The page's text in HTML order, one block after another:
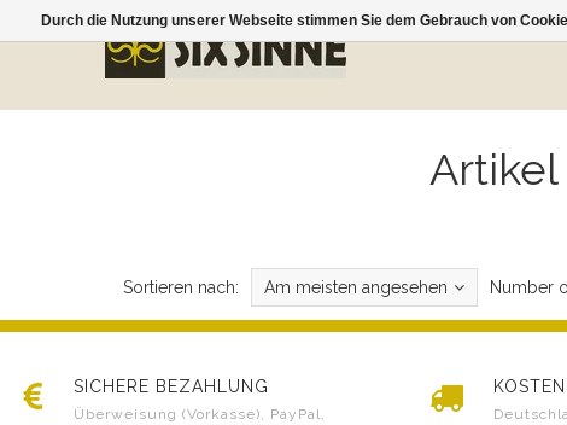
Sortieren nach: Am meisten angesehen Number
SICHERE BEZAHLUNG
Überweisung (Vorkasse), PayPal,
Durch die Nutzung unserer Webseite stimmen Sie dem Gebrauch von